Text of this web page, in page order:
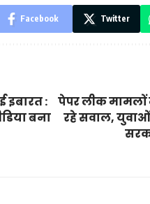
Facebook Twitter
इबारत :
बना
पेपर लीक मामलों
रहे सवाल, युवाओं